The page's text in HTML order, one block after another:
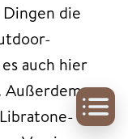
die
auch hier
Außerdem